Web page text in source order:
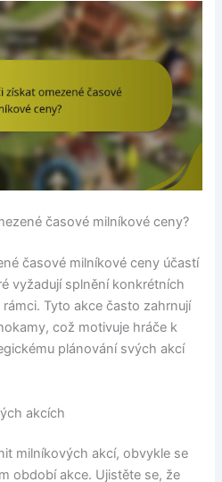
časové milníkové ceny?
časové milníkové ceny účastí
vyžadují splnění konkrétních
Tyto akce často zahrnují
což motivuje hráče k
plánování svých akcí
akcích
milníkových akcí, obvykle se
období akce. Ujistěte se, že